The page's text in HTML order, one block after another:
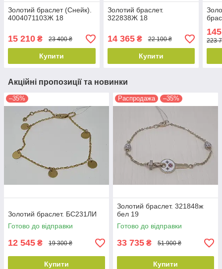
Золотий браслет (Снейк).
4004071103Ж 18
15 210 ₴ 23 400 ₴
Купити
Золотий браслет.
322838Ж 18
14 365₴ 22 100 ₴
Купити
223
Акційні пропозиції та новинки
–35%
Золотий браслет. БС231ЛИ
Готово до відправки
12 545 ₴ 19 300 ₴
Купити
Распродажа –35%
Золотий браслет. 321848ж
бел 19
Готово до відправки
33 735 ₴ 51 900 ₴
Купити